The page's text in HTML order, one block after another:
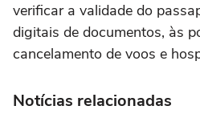
verificar a validade do
digitais de documentos, às
cancelamento de voos e
Notícias relacionadas